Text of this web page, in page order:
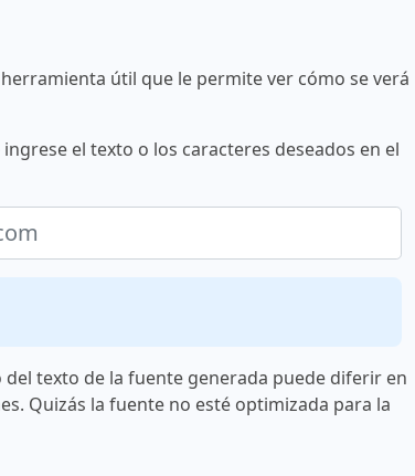
útil que le permite ver cómo se verá
el texto o los caracteres deseados en el
texto de la fuente generada puede diferir en
Quizás la fuente no esté optimizada para la